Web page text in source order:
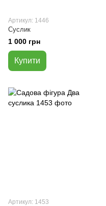
Артикул: 1446
Суслик
1 000 грн
Купити
Артикул: 1453